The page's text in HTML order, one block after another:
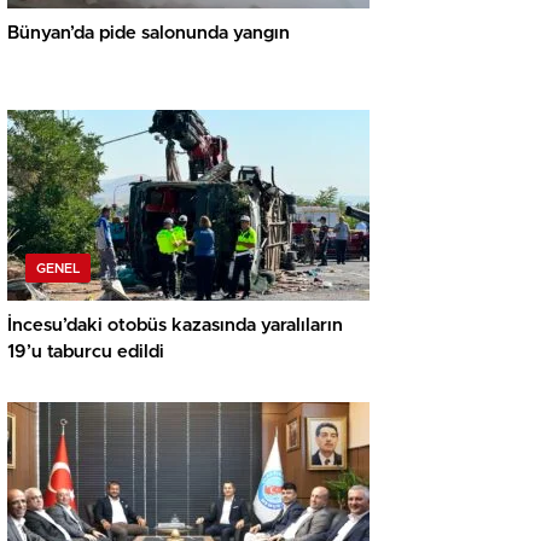
Bünyan’da pide salonunda yangın
GENEL
İncesu’daki otobüs kazasında yaralıların
19’u taburcu edildi